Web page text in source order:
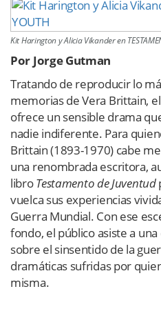
Kit Harington y Alicia Vikander en
Por Jorge Gutman
Tratando de reproducir lo
memorias de Vera Brittain,
ofrece un sensible drama
nadie indiferente. Para
Brittain (1893-1970) cabe
una renombrada escritora,
libroTestamento deJuventud
vuelca sus experiencias
Guerra Mundial. Con ese
fondo, el público asiste a
sobre el sinsentido de la
dramáticas sufridas por
misma.